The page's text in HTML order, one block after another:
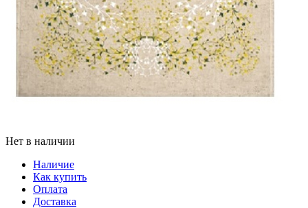
Нет в наличии
Наличие
Как купить
Оплата
Доставка